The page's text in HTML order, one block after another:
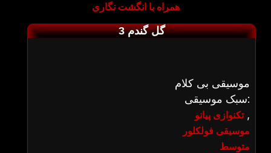
همراه با انگشت نگاری
گل گندم 3
موسیقی بی کلام
سبک موسیقی:
تکنوازی پیانو,
موسیقی فولکلور
متوسط